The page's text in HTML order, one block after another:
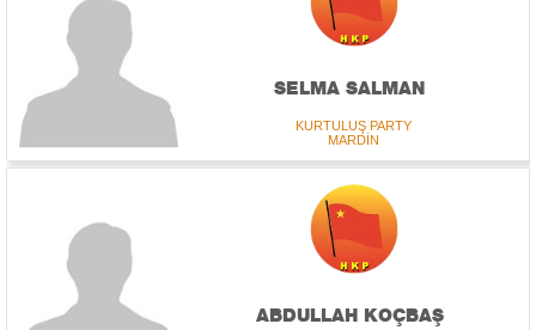
SELMA SALMAN
KURTULUŞ PARTY
MARDİN
ABDULLAH KOÇBAŞ